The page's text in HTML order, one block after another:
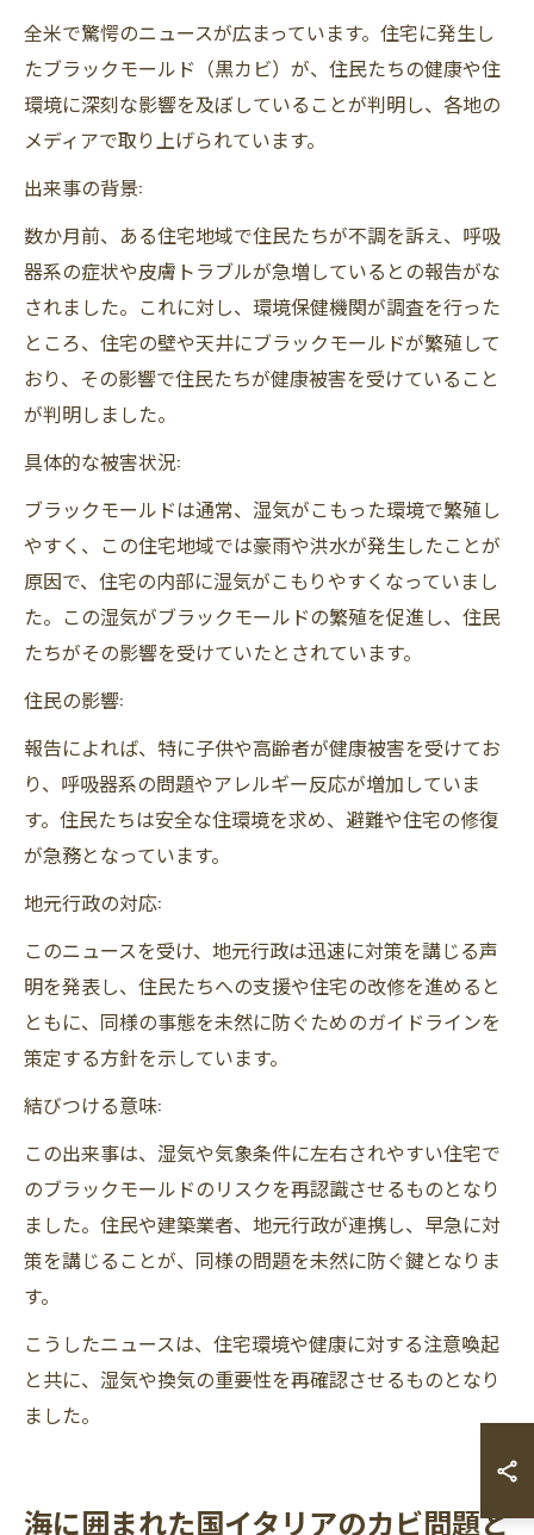
全米で驚愕のニュースが広まっています。住宅に発生し
たブラックモールド（黒カビ）が、住民たちの健康や住
環境に深刻な影響を及ぼしていることが判明し、各地の
メディアで取り上げられています。
出来事の背景:
数か月前、ある住宅地域で住民たちが不調を訴え、呼吸
器系の症状や皮膚トラブルが急増しているとの報告がな
されました。これに対し、環境保健機関が調査を行った
ところ、住宅の壁や天井にブラックモールドが繁殖して
おり、その影響で住民たちが健康被害を受けていること
が判明しました。
具体的な被害状況:
ブラックモールドは通常、湿気がこもった環境で繁殖し
やすく、この住宅地域では豪雨や洪水が発生したことが
原因で、住宅の内部に湿気がこもりやすくなっていまし
た。この湿気がブラックモールドの繁殖を促進し、住民
たちがその影響を受けていたとされています。
住民の影響:
報告によれば、特に子供や高齢者が健康被害を受けてお
り、呼吸器系の問題やアレルギー反応が増加していま
す。住民たちは安全な住環境を求め、避難や住宅の修復
が急務となっています。
地元行政の対応:
このニュースを受け、地元行政は迅速に対策を講じる声
明を発表し、住民たちへの支援や住宅の改修を進めると
ともに、同様の事態を未然に防ぐためのガイドラインを
策定する方針を示しています。
結びつける意味:
この出来事は、湿気や気象条件に左右されやすい住宅で
のブラックモールドのリスクを再認識させるものとなり
ました。住民や建築業者、地元行政が連携し、早急に対
策を講じることが、同様の問題を未然に防ぐ鍵となりま
す。
こうしたニュースは、住宅環境や健康に対する注意喚起
と共に、湿気や換気の重要性を再確認させるものとなり
ました。
海に囲まれた国イタリアのカビ問題と